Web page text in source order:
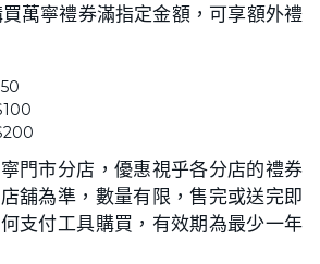
萬寧禮券滿指定金額，可享額外禮
門市分店，優惠視乎各分店的禮券
舖為準，數量有限，售完或送完即
支付工具購買，有效期為最少一年